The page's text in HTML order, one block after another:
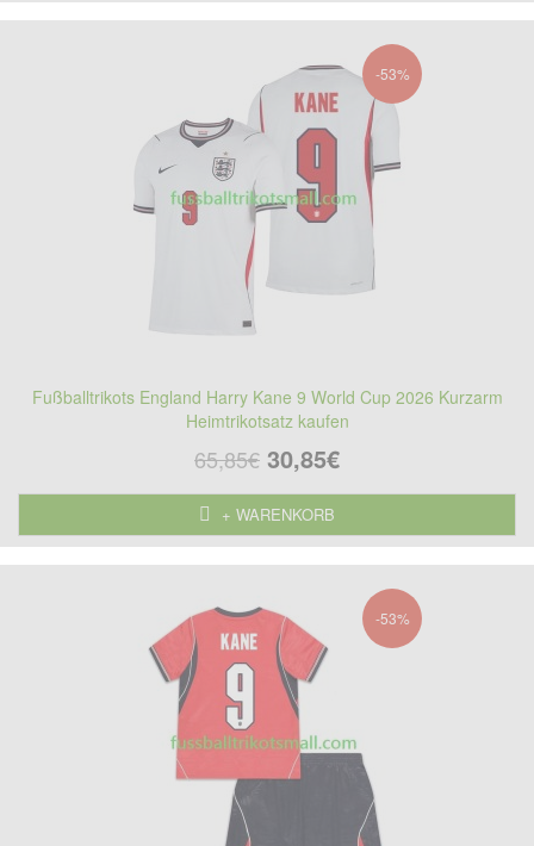
-53%
Fußballtrikots England Harry Kane 9 World Cup 2026 Kurzarm
Heimtrikotsatz kaufen
65,85€ 30,85€
+ WARENKORB
-53%